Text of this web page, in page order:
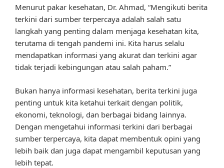
Menurut pakar kesehatan, Dr. Ahmad, “Mengikuti berita
terkini dari sumber terpercaya adalah salah satu
langkah yang penting dalam menjaga kesehatan kita,
terutama di tengah pandemi ini. Kita harus selalu
mendapatkan informasi yang akurat dan terkini agar
tidak terjadi kebingungan atau salah paham.”
Bukan hanya informasi kesehatan, berita terkini juga
penting untuk kita ketahui terkait dengan politik,
ekonomi, teknologi, dan berbagai bidang lainnya.
Dengan mengetahui informasi terkini dari berbagai
sumber terpercaya, kita dapat membentuk opini yang
lebih baik dan juga dapat mengambil keputusan yang
lebih tepat.